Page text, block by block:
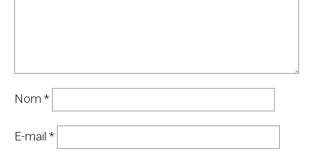
Nom *
E-mail *